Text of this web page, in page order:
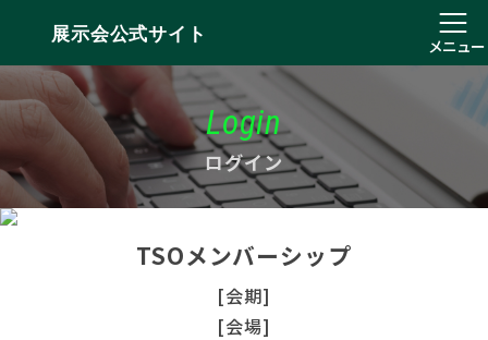
展示会公式サイト
メニュー
Login
ログイン
TSOメンバーシップ
[会期]
[会場]